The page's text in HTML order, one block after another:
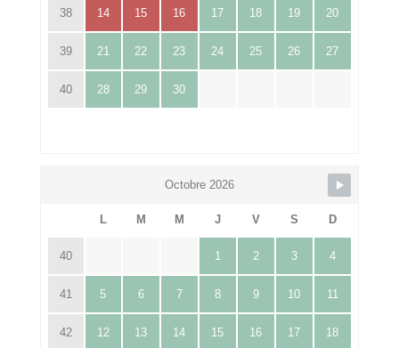
38 14 15 16 17 18 19 20
39 21 22 23 24 25 26 27
40 28 29 30
Octobre 2026
L M M J V S D
40 1 2 3 4
41 5 6 7 8 9 10 11
42 12 13 14 15 16 17 18